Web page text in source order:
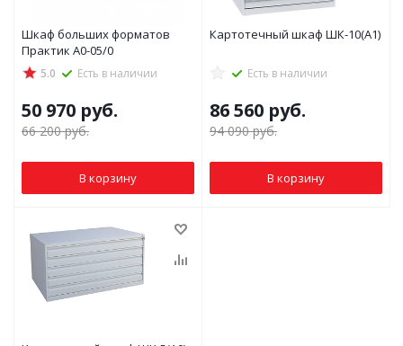
Шкаф больших форматов
Практик A0-05/0
5.0 Есть в наличии
50 970 руб.
66 200руб.
В корзину
Картотечный шкаф ШК-10(А1)
Есть в наличии
86 560 руб.
94 090руб.
В корзину